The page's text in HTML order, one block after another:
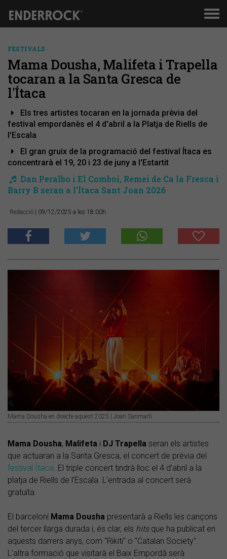
FESTIVALS
Mama Dousha, Malifeta i Trapella
tocaran a la Santa Gresca de
l'Ítaca
Els tres artistes tocaran en la jornada prèvia del
festival empordanès el 4 d'abril a la Platja de Riells de
l'Escala
El gran gruix de la programació del festival Ítaca es
concentrarà el 19, 20 i 23 de juny a l'Estartit
​Dan Peralbo i El Comboi, Remei de Ca la Fresca i
Barry B seran a l’Ítaca Sant Joan 2026
Redacció | 09/12/2025 a les 18:00h
Mama Dousha en directe aquest 2025 | Joan Sanmartí
Mama Dousha, Malifeta i DJ Trapella seran els artistes
que actuaran a la Santa Gresca, el concert de prèvia del
festival Ítaca. El triple concert tindrà lloc el 4 d'abril a la
platja de Riells de l'Escala. L'entrada al concert serà
gratuïta.
El barceloní Mama Dousha presentarà a Riells les cançons
del tercer llarga durada i, és clar, els hitsque ha publicat en
aquests darrers anys, com "Rikiti" o "Catalan Society".
L'altra formació que visitarà el Baix Empordà serà